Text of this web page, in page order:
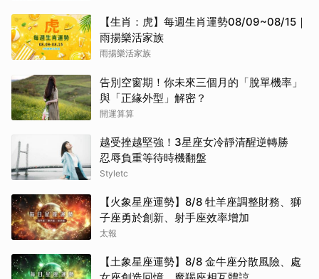
【生肖：虎】每週生肖運勢08/09~08/15｜
雨揚樂活家族
雨揚樂活家族
告別空窗期！你未來三個月的「脫單機率」
與「正緣外型」解密？
開運算算
越受挫越堅強！3星座女冷靜清醒逆轉勝
忍辱負重等待時機翻盤
Styletc
【火象星座運勢】8/8 牡羊座調整財務、獅
子座勇於創新、射手座效率增加
太報
【土象星座運勢】8/8 金牛座分散風險、處